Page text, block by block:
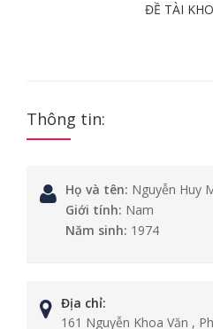
ĐỀ TÀI
Thông tin:
Họ và tên: Nguyễn Huy
Giới tính: Nam
Năm sinh: 1974
Địa chỉ:
161 Nguyễn Khoa Văn ,